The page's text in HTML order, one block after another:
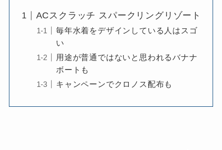
ACスクラッチ スパークリングリゾート
毎年水着をデザインしている人はスゴ
い
用途が普通ではないと思われるバナナ
ボートも
キャンペーンでクロノス配布も